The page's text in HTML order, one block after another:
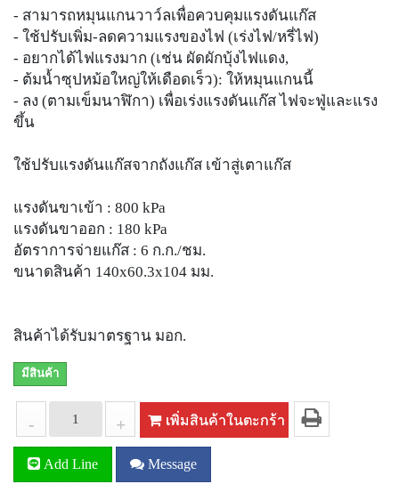
- สามารถหมุนแกนวาว์ลเพื่อควบคุมแรงดันแก๊ส
- ใช้ปรับเพิ่ม-ลดความแรงของไฟ (เร่งไฟ/หรี่ไฟ)
- อยากได้ไฟแรงมาก (เช่น ผัดผักบุ้งไฟแดง,
- ต้มน้ำซุปหม้อใหญ่ให้เดือดเร็ว): ให้หมุนแกนนี้
- ลง (ตามเข็มนาฬิกา) เพื่อเร่งแรงดันแก๊ส ไฟจะฟู่และแรง
ขึ้น
ใช้ปรับแรงดันแก๊สจากถังแก๊ส เข้าสู่เตาแก๊ส
แรงดันขาเข้า : 800 kPa
แรงดันขาออก : 180 kPa
อัตราการจ่ายแก๊ส : 6 ก.ก./ชม.
ขนาดสินค้า 140x60.3x104 มม.
สินค้าได้รับมาตรฐาน มอก.
มีสินค้า
- + เพิ่มสินค้าในตะกร้า
Add Line Message